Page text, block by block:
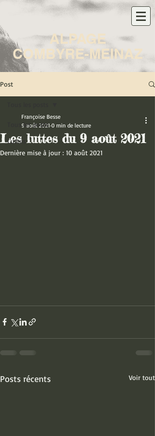
ALPAGE
COMBYRE-MEINAZ
Post
Tous les posts
Luttes
Les luttes du 9 août 2021
Françoise Besse
9 août 2021 0 min de lecture
Dernière mise à jour : 10 août 2021
Posts récents Voir tout